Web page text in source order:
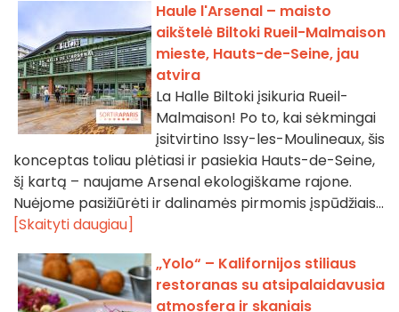
Haule l'Arsenal – maisto
aikštelė Biltoki Rueil-Malmaison
mieste, Hauts-de-Seine, jau
atvira
La Halle Biltoki įsikuria Rueil-
Malmaison! Po to, kai sėkmingai
įsitvirtino Issy-les-Moulineaux, šis
konceptas toliau plėtiasi ir pasiekia Hauts-de-Seine,
šį kartą – naujame Arsenal ekologiškame rajone.
Nuėjome pasižiūrėti ir dalinamės pirmomis įspūdžiais...
[Skaityti daugiau]
„Yolo“ – Kalifornijos stiliaus
restoranas su atsipalaidavusia
atmosfera ir skaniais